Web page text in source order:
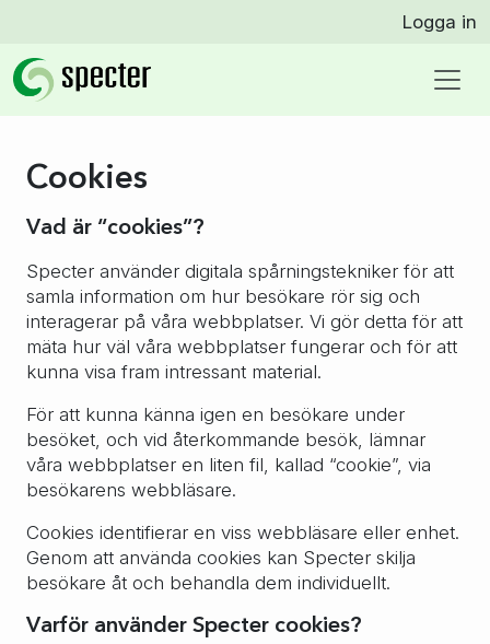
Logga in
Cookies
Vad är “cookies”?
Specter använder digitala spårningstekniker för att
samla information om hur besökare rör sig och
interagerar på våra webbplatser. Vi gör detta för att
mäta hur väl våra webbplatser fungerar och för att
kunna visa fram intressant material.
För att kunna känna igen en besökare under
besöket, och vid återkommande besök, lämnar
våra webbplatser en liten fil, kallad “cookie”, via
besökarens webbläsare.
Cookies identifierar en viss webbläsare eller enhet.
Genom att använda cookies kan Specter skilja
besökare åt och behandla dem individuellt.
Varför använder Specter cookies?